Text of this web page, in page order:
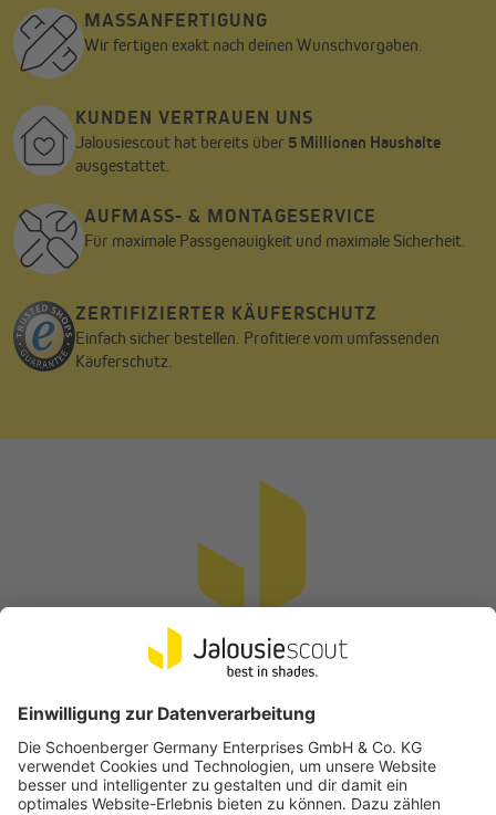
MASSANFERTIGUNG
Wir fertigen exakt nach deinen Wunschvorgaben.
KUNDEN VERTRAUEN UNS
Jalousiescout hat bereits über 5 Millionen Haushalte
ausgestattet.
AUFMASS- & MONTAGESERVICE
Für maximale Passgenauigkeit und maximale Sicherheit.
ZERTIFIZIERTER KÄUFERSCHUTZ
Einfach sicher bestellen. Profitiere vom umfassenden
Käuferschutz.
Vertrag widerrufen